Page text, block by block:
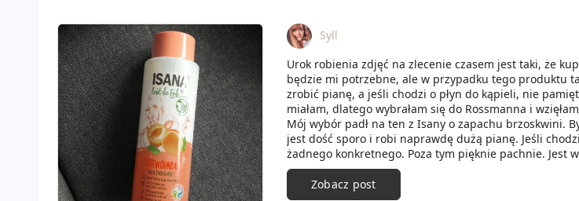
Syll
Urok robienia zdjęć na zlecenie czasem jest taki, że
będzie mi potrzebne, ale w przypadku tego produktu
zrobić pianę, a jeśli chodzi o płyn do kąpieli, nie
miałam, dlatego wybrałam się do Rossmanna i
Mój wybór padł na ten z Isany o zapachu brzoskwini.
jest dość sporo i robi naprawdę dużą pianę. Jeśli
żadnego konkretnego. Poza tym pięknie pachnie. Jest
bardzo gęsty.
Zobacz post